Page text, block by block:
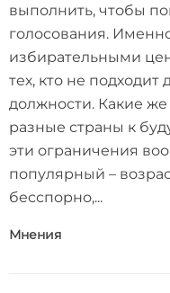
выполнить, чтобы
голосования.
избирательными
тех, кто не
должности. Какие
разные страны к
эти ограничения
популярный –
бесспорно,...
Мнения